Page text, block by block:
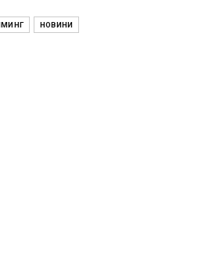
пречупи Франция и е
НОВИНИ